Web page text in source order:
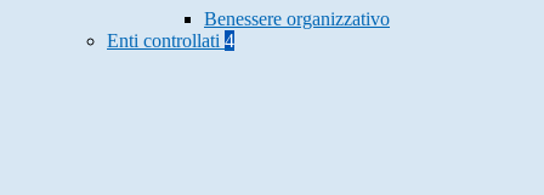
Benessere organizzativo
Enti controllati 4